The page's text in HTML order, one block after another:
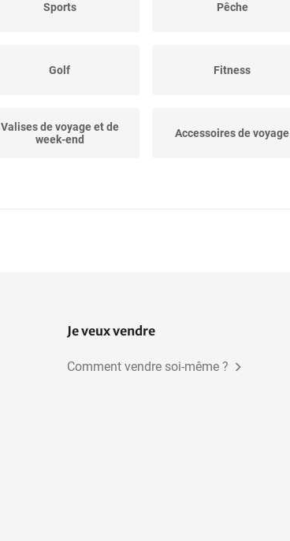
Sports Pêche
Golf Fitness
Valises de voyage et de
week-end
Accessoires de voyage
Je veux vendre
Comment vendre soi-même ?